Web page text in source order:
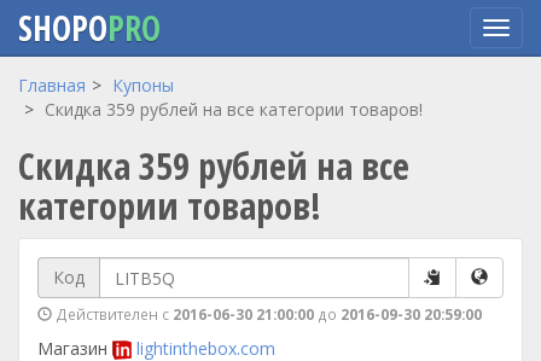
Перейти
содержанию
SHOPOPRO
Главная
Купоны
Скидка 359 рублей на все категории товаров!
Скидка 359 рублей на все
категории товаров!
Код
Действителен с 2016-06-30 21:00:00 до 2016-09-30 20:59:00
Магазин
lightinthebox.com